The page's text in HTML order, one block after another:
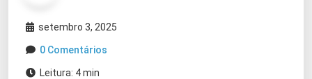
setembro 3, 2025
0 Comentários
Leitura: 4 min